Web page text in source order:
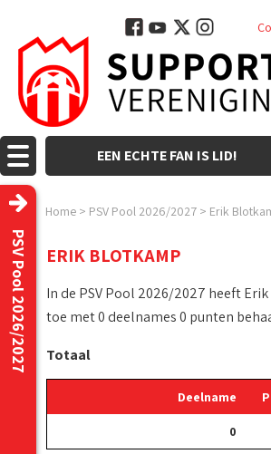
EEN ECHTE FAN IS LID!
Home > PSV Pool 2026/2027 > Erik
PSV Pool 2026/2027 ERIK BLOTKAMP
In de PSV Pool 2026/2027 heeft
toe met 0 deelnames 0 punten
Totaal
Deelname
0